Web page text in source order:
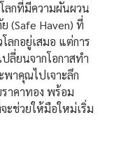
ลกที่มีความผันผวน
(Safe Haven) ที่
ลกอยู่เสมอ แต่การ
ปลี่ยนจากโอกาสทำ
พาคุณไปเจาะลึก
าคาทอง พร้อม
ะช่วยให้มือใหม่เริ่ม